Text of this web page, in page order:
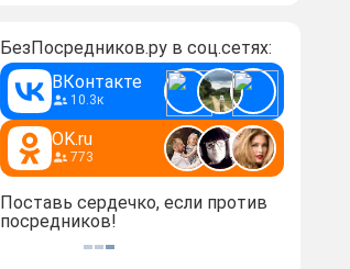
БезПосредников.ру в соц.сетях:
ВКонтакте
10.3к
OK.ru
773
Поставь сердечко, если против
посредников!